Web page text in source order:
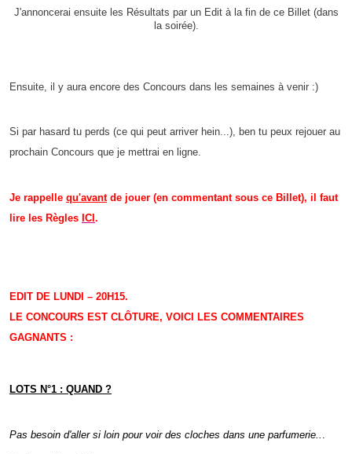
J'annoncerai ensuite les Résultats par un Edit à la fin de ce Billet (dans
la soirée).
Ensuite, il y aura encore des Concours dans les semaines à venir :)
Si par hasard tu perds (ce qui peut arriver hein...), ben tu peux rejouer au
prochain Concours que je mettrai en ligne.
Je rappelle qu'avantde jouer (en commentant sous ce Billet), il faut
lire les Règles ICI .
EDIT DE LUNDI – 20H15.
LE CONCOURS EST CLÔTURE, VOICI LES COMMENTAIRES
GAGNANTS :
LOTS N°1 : QUAND ?
Pas besoin d'aller si loin pour voir des cloches dans une parfumerie..